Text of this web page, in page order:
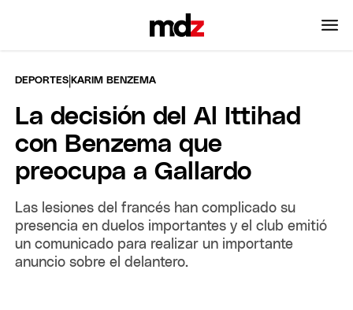
DEPORTES |KARIM BENZEMA
La decisión del Al Ittihad
con Benzema que
preocupa a Gallardo
Las lesiones del francés han complicado su
presencia en duelos importantes y el club emitió
un comunicado para realizar un importante
anuncio sobre el delantero.